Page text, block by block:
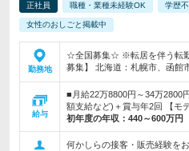
正社員 職種・業種未経験OK 学歴
女性のおしごと掲載中
勤務地
☆全国募集☆ ※転居を伴う転
募集】 北海道：札幌市、函館
給与
■月給22万8800円～34万2800
額支給など)＋賞与年2回 【モ
初年度の年収： 440～600万円
何かしらの接客・販売経験を